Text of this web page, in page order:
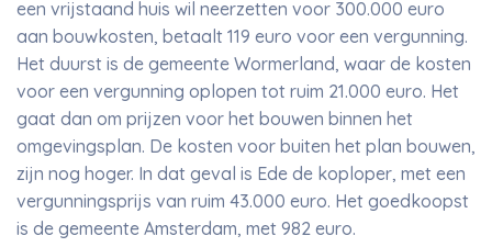
een vrijstaand huis wil neerzetten voor 300.000 euro
aan bouwkosten, betaalt 119 euro voor een vergunning.
Het duurst is de gemeente Wormerland, waar de kosten
voor een vergunning oplopen tot ruim 21.000 euro. Het
gaat dan om prijzen voor het bouwen binnen het
omgevingsplan. De kosten voor buiten het plan bouwen,
zijn nog hoger. In dat geval is Ede de koploper, met een
vergunningsprijs van ruim 43.000 euro. Het goedkoopst
is de gemeente Amsterdam, met 982 euro.